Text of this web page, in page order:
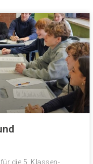
die 5. Klassen-